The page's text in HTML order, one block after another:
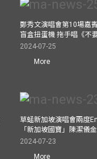
鄭秀文演唱會第10場嘉
盲盒扭蛋機 拖手唱《不
2024-07-25
More
草蜢新加坡演唱會兩度
「新加坡國寶」陳潔儀
2024-07-23
More